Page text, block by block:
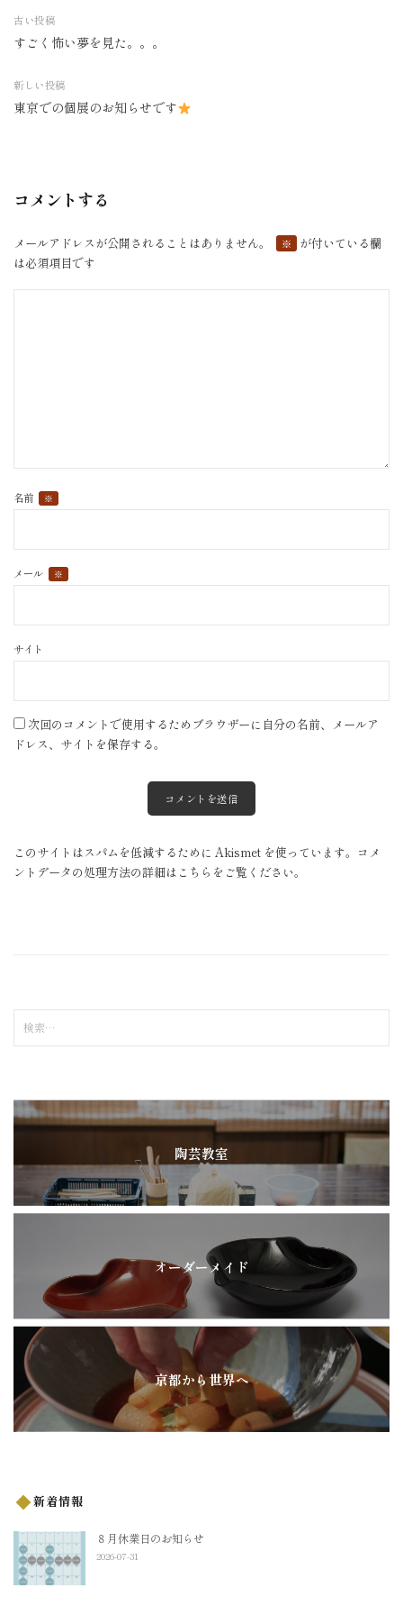
投
稿
ナ
ビ
ョ
古い投稿
すごく怖い夢を見た。。。
新しい投稿
東京での個展のお知らせです
コメントする
メールアドレスが公開されることはありません。 ※
が付いている欄
は必須項目です
名前 ※
メール ※
サイト
次回のコメントで使用するためブラウザーに自分の名前、メールア
ドレス、サイトを保存する。
このサイトはスパムを低減するために Akismet を使っています。 コメ
ントデータの処理方法の詳細はこちらをご覧ください。
索
陶芸教室
オーダーメイド
京都から世界へ
新着情報
８月休業日のお知らせ
2026-07-31